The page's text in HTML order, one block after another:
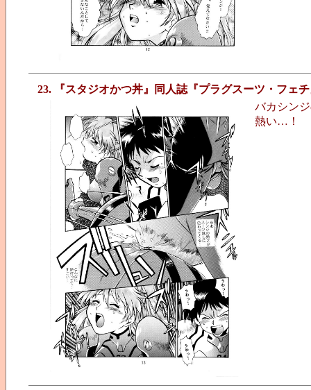
23. 『スタジオかつ丼』同人誌『プラグスーツ・フェ
バカシン
熱い…！